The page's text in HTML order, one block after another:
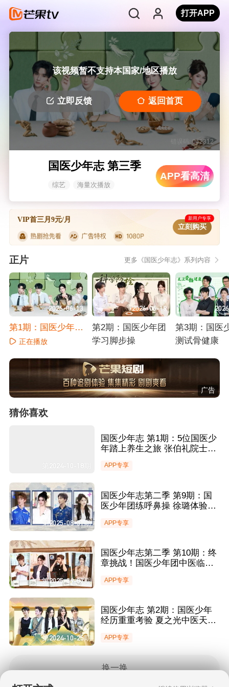
打开APP
该视频暂不支持本国家/地区播放
立即反馈 返回首页
错误码: 042312
国医少年志 第三季
综艺 海量次播放
APP看高清
VIP首三月9元/月 新用户专享
立刻购买
正片 更多《国医少年志》系列内容
2026-06-13
第1期：国医少年团
再度集结
正在播放
2026-06-19
第2期：国医少年团
学习脚步操
第3期：国医
测试骨健康
广告
猜你喜欢
第2024-10-18期
国医少年志 第1期：5位国医少
年踏上养生之旅 张伯礼院士迎
APP专享
第2025-08-31期
国医少年志第二季 第9期：国
医少年团练呼鼻操 徐璐体验中
APP专享
第2025-09-07期
国医少年志第二季 第10期：终
章挑战！国医少年团中医临床
APP专享
第2024-10-25期
国医少年志 第2期：国医少年
经历重重考验 夏之光中医天赋
APP专享
换一换